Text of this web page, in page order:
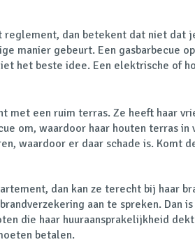
reglement, dan betekent dat niet dat
manier gebeurt. Een gasbarbecue
het beste idee. Een elektrische of
met een ruim terras. Ze heeft haar
om, waardoor haar houten terras
waardoor er daar schade is. Komt
dan kan ze terecht bij haar
aan te spreken. Dan
die haar huuraansprakelijkheid
betalen.